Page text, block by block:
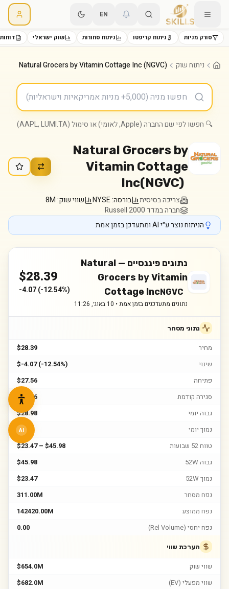
EN
סורק מניות ניתוח קריפטו ניתוח סחורות שוק ישראלי
ניתוח שוק Natural Grocers by Vitamin Cottage Inc (NGVC)
🔍 חפשו לפי שם החברה (Apple, לאומי) או סימול (AAPL, LUMI.TA)
Natural Grocers by
Vitamin Cottage
Inc(NGVC)
צריכה בסיסית בורסה:NYSE שווי שוק:8M
חברה במדד Russell 2000
הניתוח נוצר ע״י AI ומתעדכן בזמן אמת
נתונים פיננסיים — Natural
Grocers by Vitamin
Cottage IncNGVC
נתונים מתעדכנים בזמן אמת • 10 באוג׳, 11:26
$28.39
-4.07(-12.54%)
נתוני מסחר
מחיר
$28.39
שינוי
$-4.07 (-12.54%)
פתיחה
$27.56
סגירה קודמת
$32.46
גבוה יומי
$28.98
נמוך יומי
$26.2
טווח 52 שבועות
$23.47 – $45.98
גבוה 52W
$45.98
נמוך 52W
$23.47
נפח מסחר
311.00M
נפח ממוצע
142420.00M
נפח יחסי (Rel Volume)
0.00
הערכת שווי
שווי שוק
$654.0M
שווי מפעלי (EV)
$682.0M
AI